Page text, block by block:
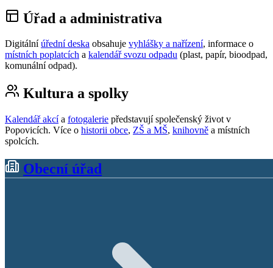
Úřad a administrativa
Digitální úřední deska obsahuje vyhlášky a nařízení, informace o
místních poplatcích a kalendář svozu odpadu (plast, papír, bioodpad,
komunální odpad).
Kultura a spolky
Kalendář akcía fotogalerie představují společenský život v
Popovicích. Více o historii obce, ZŠ a MŠ, knihovně a místních
spolcích.
Obecní úřad